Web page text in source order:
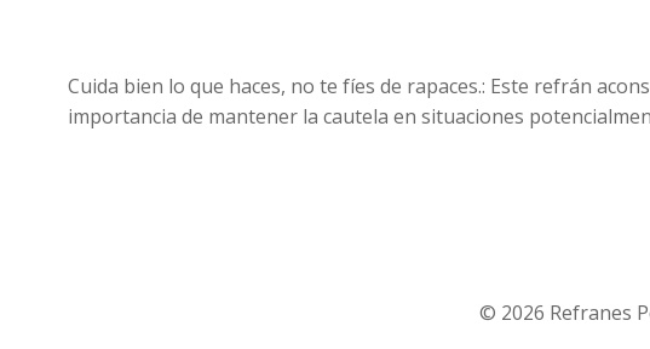
Cuida bien lo que haces, no te fíes de rapaces.: Este refrán
importancia de mantener la cautela en situaciones
© 2026 Refranes